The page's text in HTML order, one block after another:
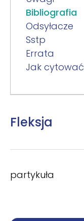
Bibliografia
Odsyłacze
Sstp
Errata
Jak cytować
Fleksja
partykuła